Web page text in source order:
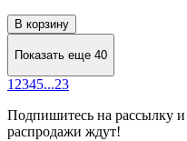
В корзину
Показать еще 40
1 2345...23
Подпишитесь на рассылку и
распродажи ждут!